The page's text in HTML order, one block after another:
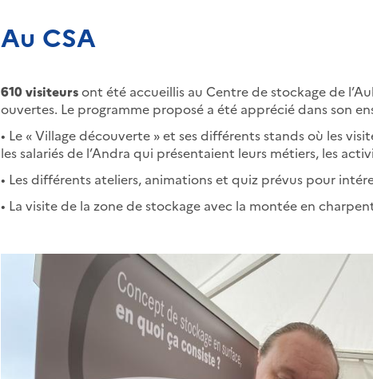
Au CSA
610 visiteursont été accueillis au Centre de stockage de
ouvertes. Le programme proposé a été apprécié dans son
• Le « Village découverte » et ses différents stands où les
les salariés de l’Andra qui présentaient leurs métiers, les
• Les différents ateliers, animations et quiz prévus pour
• La visite de la zone de stockage avec la montée en